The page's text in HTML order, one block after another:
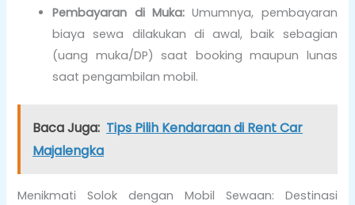
Pembayaran di Muka:Umumnya, pembayaran
biaya sewa dilakukan di awal, baik sebagian
(uang muka/DP) saat booking maupun lunas
saat pengambilan mobil.
Baca Juga: Tips Pilih Kendaraan di Rent Car
Majalengka
Menikmati Solok dengan Mobil Sewaan: Destinasi